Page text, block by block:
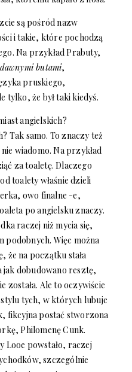
są pośród nazw
i takie, które pochodzą
Na przykład Prabuty,
dawnymi butami,
pruskiego,
tylko, że był taki kiedyś.
angielskich?
Tak samo. To znaczy też
wiadomo. Na przykład
za toaletę. Dlaczego
toalety właśnie dzieli
owo finalne -e,
po angielsku znaczy.
raczej niż mycia się,
podobnych. Więc można
że na początku stała
jak dobudowano resztę,
została. Ale to oczywiście
tych, w których lubuje
fikcyjna postać stworzona
Philomenę Cunk.
Looe powstało, raczej
szczególnie